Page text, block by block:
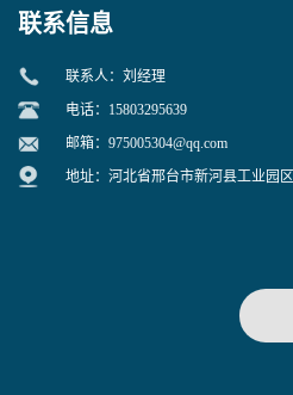
联系信息
联系人：刘经理
电话：15803295639
邮箱： 975005304@qq.com
地址：河北省邢台市新河县工业园区